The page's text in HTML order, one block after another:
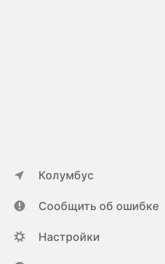
Колумбус
Сообщить об ошибке
Настройки